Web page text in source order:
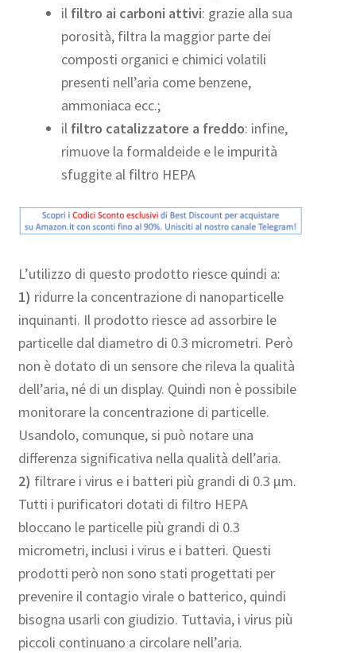
il filtro ai carboni attivi: grazie alla sua
porosità, filtra la maggior parte dei
composti organici e chimici volatili
presenti nell’aria come benzene,
ammoniaca ecc.;
il filtro catalizzatore a freddo: infine,
rimuove la formaldeide e le impurità
sfuggite al filtro HEPA
L’utilizzo di questo prodotto riesce quindi a:
1) ridurre la concentrazione di nanoparticelle
inquinanti. Il prodotto riesce ad assorbire le
particelle dal diametro di 0.3 micrometri. Però
non è dotato di un sensore che rileva la qualità
dell’aria, né di un display. Quindi non è possibile
monitorare la concentrazione di particelle.
Usandolo, comunque, si può notare una
differenza significativa nella qualità dell’aria.
2) filtrare i virus e i batteri più grandi di 0.3 µm.
Tutti i purificatori dotati di filtro HEPA
bloccano le particelle più grandi di 0.3
micrometri, inclusi i virus e i batteri. Questi
prodotti però non sono stati progettati per
prevenire il contagio virale o batterico, quindi
bisogna usarli con giudizio. Tuttavia, i virus più
piccoli continuano a circolare nell’aria.